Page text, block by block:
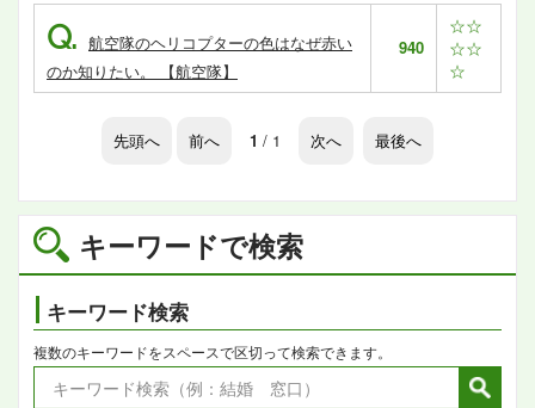
キーワードで検索
キーワード検索
複数のキーワードをスペースで区切って検索できます。
Q. 航空隊のヘリコプターの色はなぜ赤い
のか知りたい。 【航空隊】
940
☆☆
☆☆
☆
先頭へ 前へ 1 / 1 次へ 最後へ